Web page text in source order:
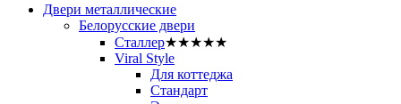
Двери металлические
Белорусские двери
Сталлер★★★★★
Viral Style
Для коттеджа
Стандарт